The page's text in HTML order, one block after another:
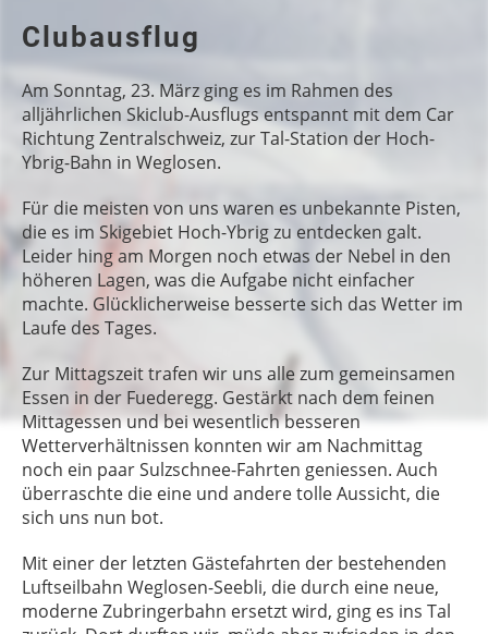
Clubausflug
Am Sonntag, 23. März ging es im Rahmen des
alljährlichen Skiclub-Ausflugs entspannt mit dem Car
Richtung Zentralschweiz, zur Tal-Station der Hoch-
Ybrig-Bahn in Weglosen.
Für die meisten von uns waren es unbekannte Pisten,
die es im Skigebiet Hoch-Ybrig zu entdecken galt.
Leider hing am Morgen noch etwas der Nebel in den
höheren Lagen, was die Aufgabe nicht einfacher
machte. Glücklicherweise besserte sich das Wetter im
Laufe des Tages.
Zur Mittagszeit trafen wir uns alle zum gemeinsamen
Essen in der Fuederegg. Gestärkt nach dem feinen
Mittagessen und bei wesentlich besseren
Wetterverhältnissen konnten wir am Nachmittag
noch ein paar Sulzschnee-Fahrten geniessen. Auch
überraschte die eine und andere tolle Aussicht, die
sich uns nun bot.
Mit einer der letzten Gästefahrten der bestehenden
Luftseilbahn Weglosen-Seebli, die durch eine neue,
moderne Zubringerbahn ersetzt wird, ging es ins Tal